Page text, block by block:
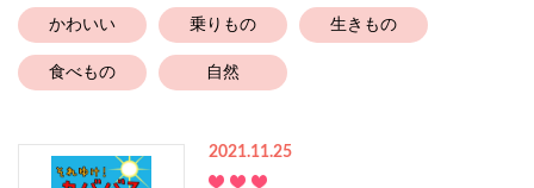
かわいい 乗りもの 生きもの
食べもの 自然
2021.11.25